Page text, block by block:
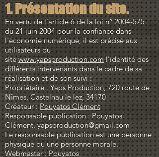
1. Présentation du site.
En vertu de l'article 6 de la loi n° 2004-575
du 21 juin 2004 pour la confiance dans
l'économie numérique, il est précisé aux
utilisateurs du
sitewww.yapsproduction.com l'identité des
différents intervenants dans le cadre de sa
réalisation et de son suivi :
Propriétaire : Yaps Production, 720 route de
Nîmes, Castelnau le lez, 34170
Créateur :Pouyatos Clément
Responsable publication : Pouyatos
Clément, yapsproduction@gmail.com
Le responsable publication est une personne
physique ou une personne morale.
Webmaster : Pouyatos